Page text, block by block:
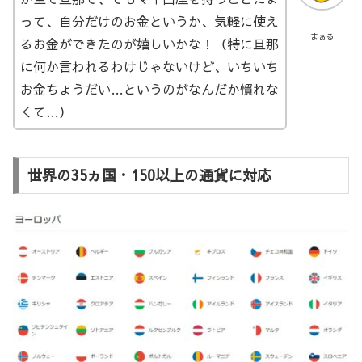
まぁる
って、自分だけのお金というか、気軽に使え
るお金ができたのが嬉しいかな！（特に旦那
に何か言われるわけじゃないけど、いちいち
お金ちょうだい…というのがなんだか慣れな
くて…）
世界の35ヵ国・150以上の通貨に対応